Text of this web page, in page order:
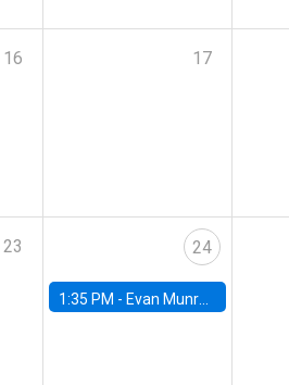
16 17
23 24
1:35 PM - Evan Munro, Neyman Visiting Assistant Professor in the Department of Statistics at UC Berkeley